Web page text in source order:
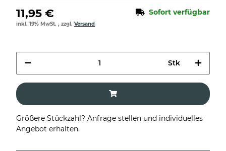
11,95 € Sofort verfügbar
inkl. 19% MwSt. , zzgl. Versand
Stk
Größere Stückzahl? Anfrage stellen und individuelles
Angebot erhalten.